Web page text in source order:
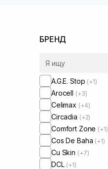
БРЕНД
A.G.E. Stop (+1)
Arocell (+3)
Celimax (+4)
Circadia (+2)
Comfort Zone (+1)
Cos De Baha (+1)
Cu Skin (+7)
DCL (+1)